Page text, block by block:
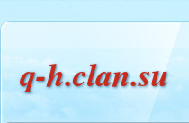
q-h.clan.su